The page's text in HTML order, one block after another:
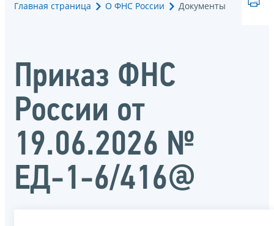
Главная страница О ФНС России Документы
Приказ ФНС
России от
19.06.2026 №
ЕД-1-6/416@